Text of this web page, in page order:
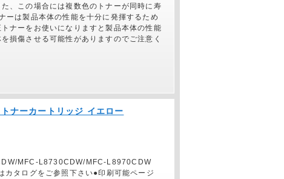
、この場合には複数色のトナーが同時に寿
ーは製品本体の性能を十分に発揮するため
ナーをお使いになりますと製品本体の性能
損傷させる可能性がありますのでご注意く
ナーカートリッジ イエロー
MFC-L8730CDW/MFC-L8970CDW
タログをご参照下さい●印刷可能ページ